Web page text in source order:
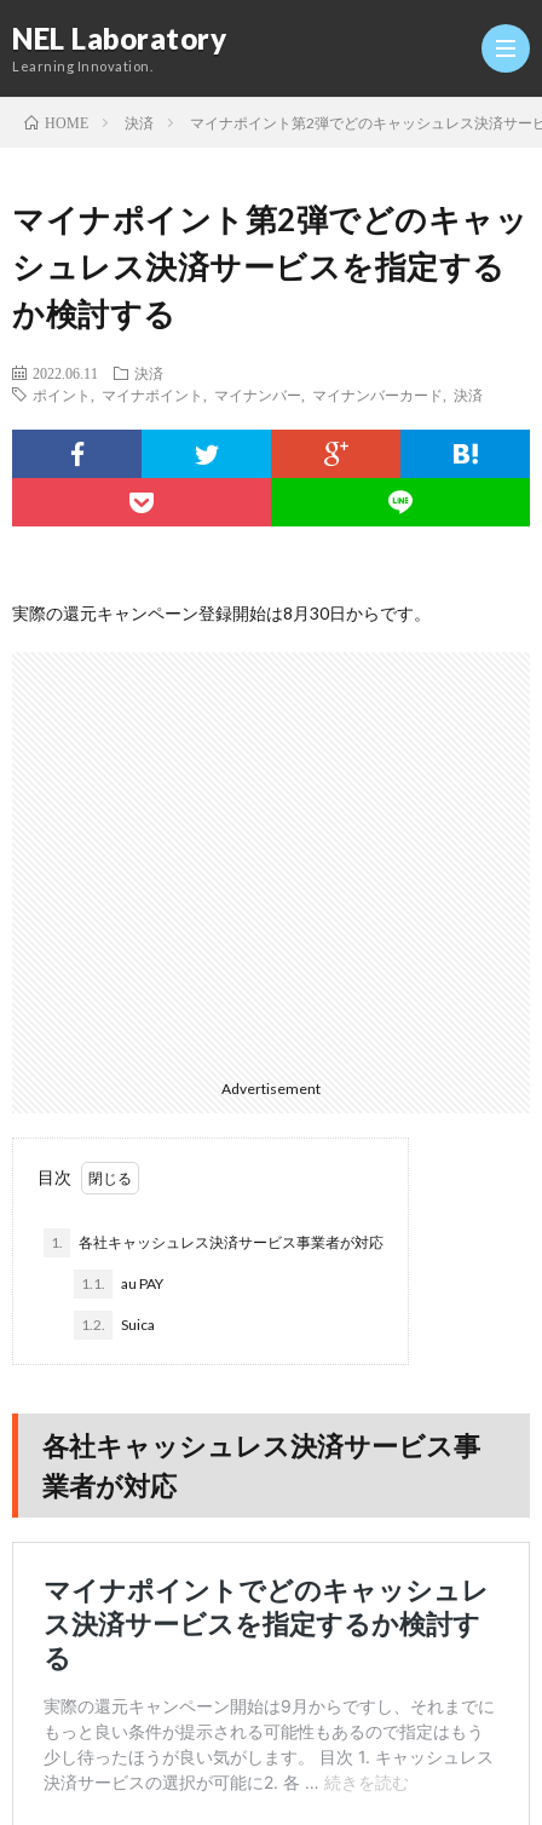
NEL Laboratory
Learning Innovation.
HOME 決済 マイナポイント第2弾でどのキャッシュレス決済サー
マイナポイント第2弾でどのキャッ
シュレス決済サービスを指定する
か検討する
2022.06.11
決済
ポイント
マイナポイント マイナンバー マイナンバーカード 決済
実際の還元キャンペーン登録開始は8月30日からです。
Advertisement
目次
1. 各社キャッシュレス決済サービス事業者が対応
1.1. au PAY
1.2. Suica
各社キャッシュレス決済サービス事
業者が対応